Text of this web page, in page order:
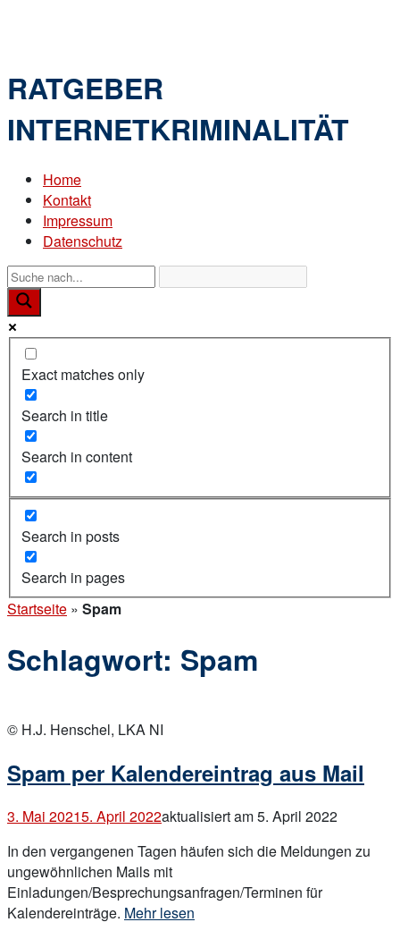
RATGEBER
INTERNETKRIMINALITÄT
Home
Kontakt
Impressum
Datenschutz
Exact matches only
Search in title
Search in content
Search in posts
Search in pages
Startseite » Spam
Schlagwort: Spam
post
© H.J. Henschel, LKA NI
Spam per Kalendereintrag aus Mail
3. Mai 20215. April 2022aktualisiert am 5. April 2022
In den vergangenen Tagen häufen sich die Meldungen zu
ungewöhnlichen Mails mit
Einladungen/Besprechungsanfragen/Terminen für
Kalendereinträge. „Spam
Mehr lesen